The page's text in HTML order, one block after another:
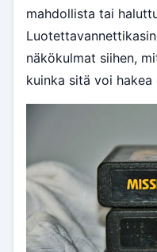
mahdollista tai
näkökulmat siihen,
kuinka sitä voi hakea